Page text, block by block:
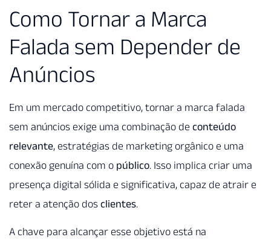
Como Tornar a Marca
Falada sem Depender de
Anúncios
Em um mercado competitivo, tornar a marca falada
sem anúncios exige uma combinação de conteúdo
relevante, estratégias de marketing orgânico e uma
conexão genuína com o público. Isso implica criar uma
presença digital sólida e significativa, capaz de atrair e
reter a atenção dos clientes.
A chave para alcançar esse objetivo está na